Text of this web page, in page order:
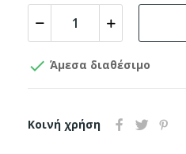
 Άμεσα διαθέσιμο
Κοινή χρήση